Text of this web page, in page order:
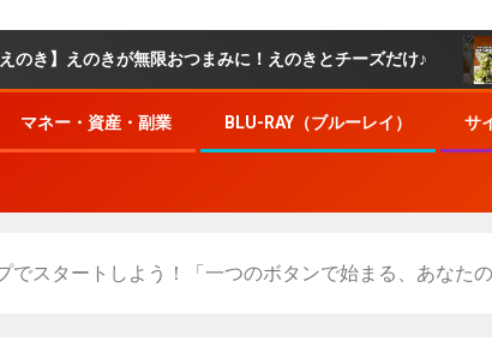
きが無限おつまみに！えのきとチーズだけ♪ しか
マネー・資産・副業 BLU-RAY（ブルーレイ） サ
でスタートしよう！「一つのボタンで始まる、あなたの